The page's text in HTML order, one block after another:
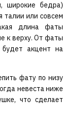
широкие бедра)
талии или совсем
длина фаты
к верху. От фаты
акцент на
фату по низу
невеста ниже
что сделает